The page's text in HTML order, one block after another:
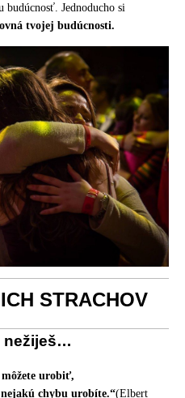
Jednoducho si
tvojej budúcnosti.
STRACHOV
nežiješ…
urobiť,
chybu urobíte.“(Elbert